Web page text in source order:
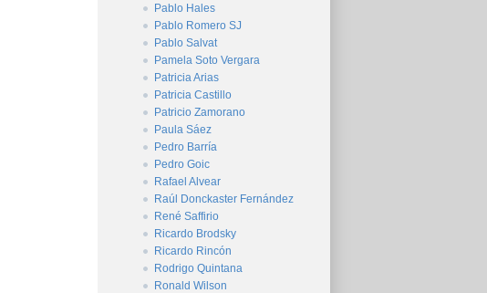
Pablo Hales
Pablo Romero SJ
Pablo Salvat
Pamela Soto Vergara
Patricia Arias
Patricia Castillo
Patricio Zamorano
Paula Sáez
Pedro Barría
Pedro Goic
Rafael Alvear
Raúl Donckaster Fernández
René Saffirio
Ricardo Brodsky
Ricardo Rincón
Rodrigo Quintana
Ronald Wilson